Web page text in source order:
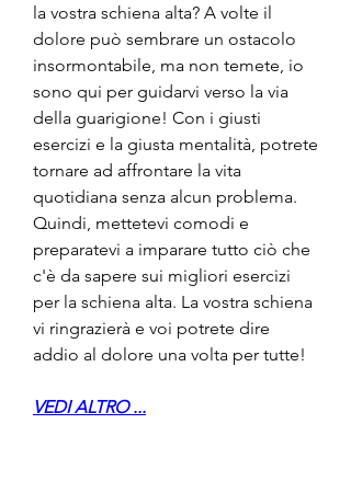
la vostra schiena alta? A volte il
dolore può sembrare un ostacolo
insormontabile, ma non temete, io
sono qui per guidarvi verso la via
della guarigione! Con i giusti
esercizi e la giusta mentalità, potrete
tornare ad affrontare la vita
quotidiana senza alcun problema.
Quindi, mettetevi comodi e
preparatevi a imparare tutto ciò che
c'è da sapere sui migliori esercizi
per la schiena alta. La vostra schiena
vi ringrazierà e voi potrete dire
addio al dolore una volta per tutte!
VEDI ALTRO ...